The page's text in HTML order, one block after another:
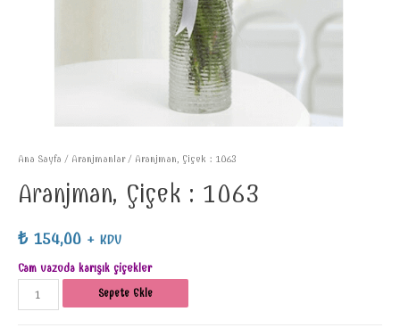
Ana Sayfa / Aranjmanlar/ Aranjman, Çiçek : 1063
Aranjman, Çiçek : 1063
₺154,00 + KDV
Cam vazoda karışık çiçekler
Sepete Ekle